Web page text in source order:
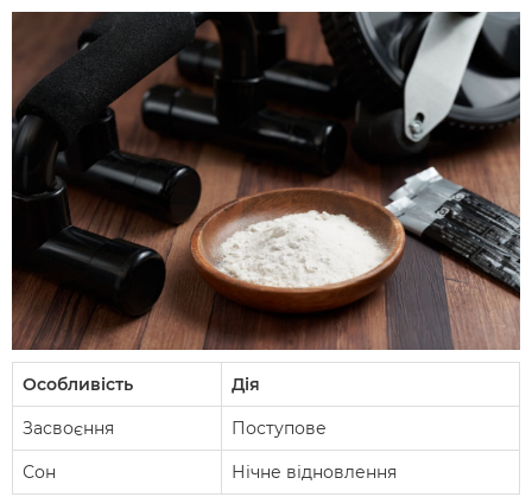
Особливість Дія
Засвоєння Поступове
Сон Нічне відновлення